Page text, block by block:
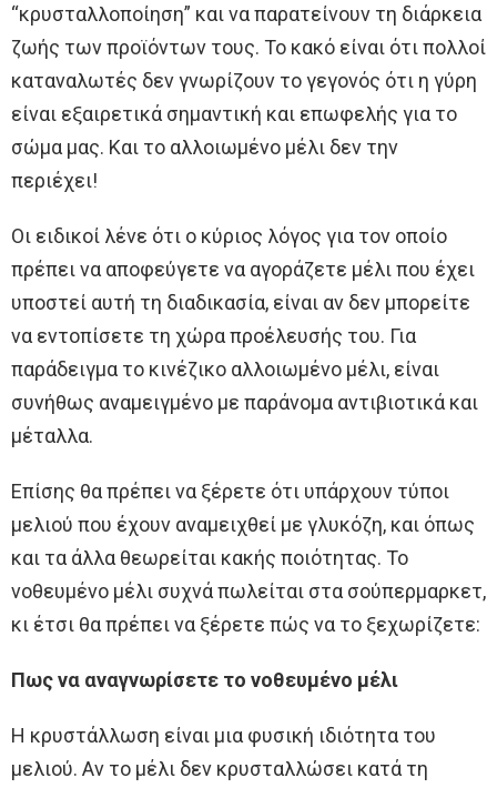
“κρυσταλλοποίηση” και να παρατείνουν τη διάρκεια
ζωής των προϊόντων τους. Το κακό είναι ότι πολλοί
καταναλωτές δεν γνωρίζουν το γεγονός ότι η γύρη
είναι εξαιρετικά σημαντική και επωφελής για το
σώμα μας. Και το αλλοιωμένο μέλι δεν την
περιέχει!
Οι ειδικοί λένε ότι ο κύριος λόγος για τον οποίο
πρέπει να αποφεύγετε να αγοράζετε μέλι που έχει
υποστεί αυτή τη διαδικασία, είναι αν δεν μπορείτε
να εντοπίσετε τη χώρα προέλευσής του. Για
παράδειγμα το κινέζικο αλλοιωμένο μέλι, είναι
συνήθως αναμειγμένο με παράνομα αντιβιοτικά και
μέταλλα.
Επίσης θα πρέπει να ξέρετε ότι υπάρχουν τύποι
μελιού που έχουν αναμειχθεί με γλυκόζη, και όπως
και τα άλλα θεωρείται κακής ποιότητας. Το
νοθευμένο μέλι συχνά πωλείται στα σούπερμαρκετ,
κι έτσι θα πρέπει να ξέρετε πώς να το ξεχωρίζετε:
Πως να αναγνωρίσετε το νοθευμένο μέλι
Η κρυστάλλωση είναι μια φυσική ιδιότητα του
μελιού. Αν το μέλι δεν κρυσταλλώσει κατά τη